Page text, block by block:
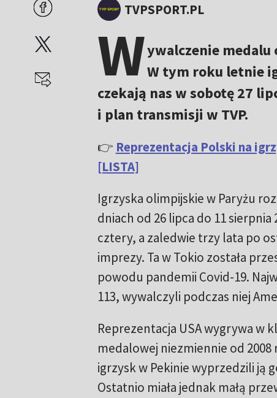
TVPSPORT.PL
Wywalczenie
W tym roku letnie
czekają nas w sobotę 27
i plan transmisji w TVP.
👉 Reprezentacja Polski na
[LISTA]
Igrzyska olimpijskie w Paryżu
dniach od 26 lipca do 11 sierpnia
cztery, a zaledwie trzy lata po
imprezy. Ta w Tokio została
powodu pandemii Covid-19.
113, wywalczyli podczas niej
Reprezentacja USA wygrywa w
medalowej niezmiennie od
igrzysk w Pekinie wyprzedzili ją
Ostatnio miała jednak małą